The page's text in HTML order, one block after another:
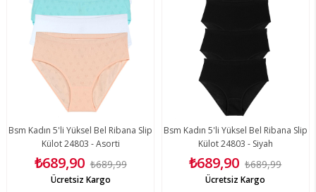
Bsm Kadın 5'li Yüksel Bel Ribana Slip
Külot 24803 - Asorti
₺689,90 ₺689,99
Ücretsiz Kargo
Bsm Kadın 5'li Yüksel Bel Ribana Slip
Külot 24803 - Siyah
₺689,90 ₺689,99
Ücretsiz Kargo